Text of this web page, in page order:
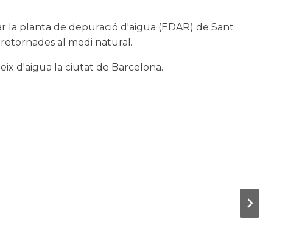
la planta de depuració d'aigua (EDAR) de Sant
al medi natural.
d'aigua la ciutat de Barcelona.